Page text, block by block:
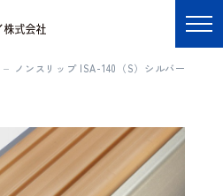
ノンスリップ ISA-140（S）シルバー